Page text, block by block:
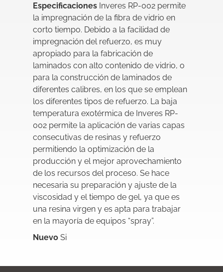
Especificaciones Inveres RP-002 permite
la impregnación de la fibra de vidrio en
corto tiempo. Debido a la facilidad de
impregnación del refuerzo, es muy
apropiado para la fabricación de
laminados con alto contenido de vidrio, o
para la construcción de laminados de
diferentes calibres, en los que se emplean
los diferentes tipos de refuerzo. La baja
temperatura exotérmica de Inveres RP-
002 permite la aplicación de varias capas
consecutivas de resinas y refuerzo
permitiendo la optimización de la
producción y el mejor aprovechamiento
de los recursos del proceso. Se hace
necesaria su preparación y ajuste de la
viscosidad y el tiempo de gel, ya que es
una resina virgen y es apta para trabajar
en la mayoría de equipos “spray”.
Nuevo Si